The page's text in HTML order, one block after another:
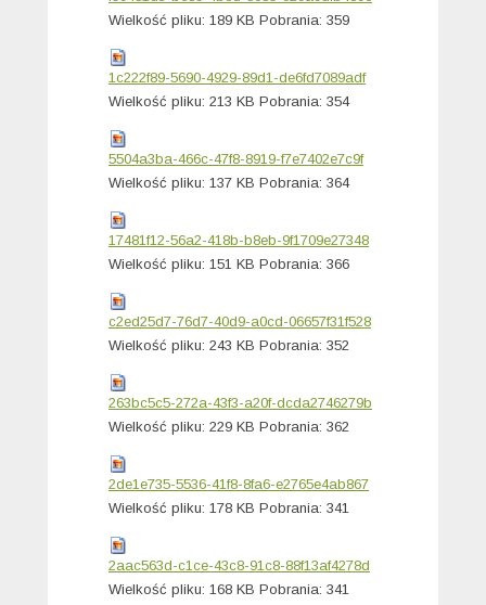
Wielkość pliku: 189 KB Pobrania: 359
1c222f89-5690-4929-89d1-de6fd7089adf
Wielkość pliku: 213 KB Pobrania: 354
5504a3ba-466c-47f8-8919-f7e7402e7c9f
Wielkość pliku: 137 KB Pobrania: 364
17481f12-56a2-418b-b8eb-9f1709e27348
Wielkość pliku: 151 KB Pobrania: 366
c2ed25d7-76d7-40d9-a0cd-06657f31f528
Wielkość pliku: 243 KB Pobrania: 352
263bc5c5-272a-43f3-a20f-dcda2746279b
Wielkość pliku: 229 KB Pobrania: 362
2de1e735-5536-41f8-8fa6-e2765e4ab867
Wielkość pliku: 178 KB Pobrania: 341
2aac563d-c1ce-43c8-91c8-88f13af4278d
Wielkość pliku: 168 KB Pobrania: 341